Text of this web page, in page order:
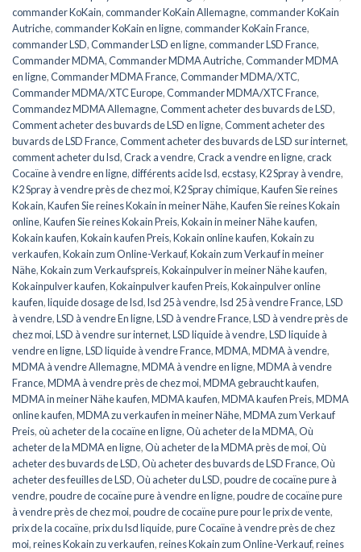
commander KoKain,commander KoKain Allemagne,commander KoKain
Autriche,commander KoKain en ligne,commander KoKain France,
commander LSD,Commander LSD en ligne,commander LSD France,
Commander MDMA,Commander MDMA Autriche,Commander MDMA
en ligne,Commander MDMA France,Commander MDMA/XTC,
Commander MDMA/XTC Europe,Commander MDMA/XTC France,
Commandez MDMA Allemagne,Comment acheter des buvards de LSD,
Comment acheter des buvards de LSD en ligne,Comment acheter des
buvards de LSD France,Comment acheter des buvards de LSD sur internet,
comment acheter du lsd,Crack a vendre,Crack a vendre en ligne,crack
Cocaïne à vendre en ligne,différents acide lsd,ecstasy,K2 Spray à vendre,
K2 Spray à vendre près de chez moi,K2 Spray chimique,Kaufen Sie reines
Kokain,Kaufen Sie reines Kokain in meiner Nähe,Kaufen Sie reines Kokain
online,Kaufen Sie reines Kokain Preis,Kokain in meiner Nähe kaufen,
Kokain kaufen,Kokain kaufen Preis,Kokain online kaufen,Kokain zu
verkaufen,Kokain zum Online-Verkauf,Kokain zum Verkauf in meiner
Nähe,Kokain zum Verkaufspreis,Kokainpulver in meiner Nähe kaufen,
Kokainpulver kaufen,Kokainpulver kaufen Preis,Kokainpulver online
kaufen,liquide dosage de lsd,lsd 25 à vendre,lsd 25 à vendre France,LSD
à vendre,LSD à vendre En ligne,LSD à vendre France,LSD à vendre près de
chez moi,LSD à vendre sur internet,LSD liquide à vendre,LSD liquide à
vendre en ligne,LSD liquide à vendre France,MDMA,MDMA à vendre,
MDMA à vendre Allemagne,MDMA à vendre en ligne,MDMA à vendre
France,MDMA à vendre près de chez moi,MDMA gebraucht kaufen,
MDMA in meiner Nähe kaufen,MDMA kaufen,MDMA kaufen Preis,MDMA
online kaufen,MDMA zu verkaufen in meiner Nähe,MDMA zum Verkauf
Preis,où acheter de la cocaïne en ligne,Où acheter de la MDMA,Où
acheter de la MDMA en ligne,Où acheter de la MDMA près de moi,Où
acheter des buvards de LSD,Où acheter des buvards de LSD France,Où
acheter des feuilles de LSD,Où acheter du LSD,poudre de cocaïne pure à
vendre,poudre de cocaïne pure à vendre en ligne,poudre de cocaïne pure
à vendre près de chez moi,poudre de cocaïne pure pour le prix de vente,
prix de la cocaïne,prix du lsd liquide,pure Cocaïne à vendre près de chez
moi,reines Kokain zu verkaufen,reines Kokain zum Online-Verkauf,reines